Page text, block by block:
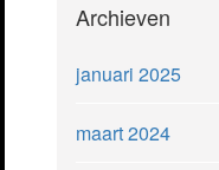
Archieven
januari 2025
maart 2024